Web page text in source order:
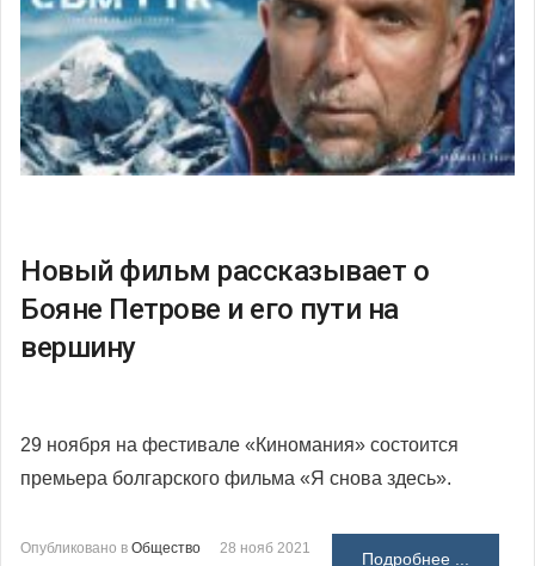
Новый фильм рассказывает о
Бояне Петрове и его пути на
вершину
29 ноября на фестивале «Киномания» состоится
премьера болгарского фильма «Я снова здесь».
Опубликовано в Общество 28 нояб 2021
Подробнее ...